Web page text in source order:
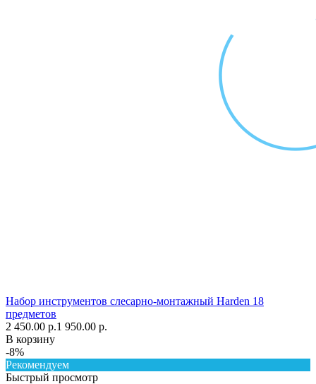
Набор инструментов слесарно-монтажный Harden 18
предметов
2 450.00 р.1 950.00 р.
В корзину
-8%
Рекомендуем
Быстрый просмотр